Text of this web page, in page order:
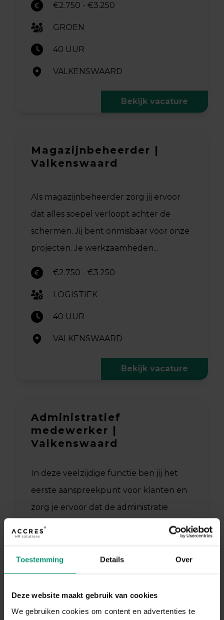
Toestemming Details Over
Deze website maakt gebruik van cookies
We gebruiken cookies om content en advertenties te
€2.750 - €3.250
GROEN
40 UUR
VALKENSWAARD
Bekijk vacature
Magazijnbeheerder |
Valkenswaard
Als magazijnbeheerder zorg jij ervoor
dat alles soepel verloopt achter de
schermen. Jij bent onmisbaar voor onze
projecten. Je werkzaamheden...
€2.750 - €3.250
LOGISTIEK
40 UUR
VALKENSWAARD
Bekijk vacature
Administratief
medewerker |
Valkenswaard
In deze veelzijdige functie ben jij het
eerste aanspreekpunt voor klanten en
zorg je ervoor dat de administratie
soepel verloopt....
ADMINISTRATIEF
24 UUR
VALKENSWAARD